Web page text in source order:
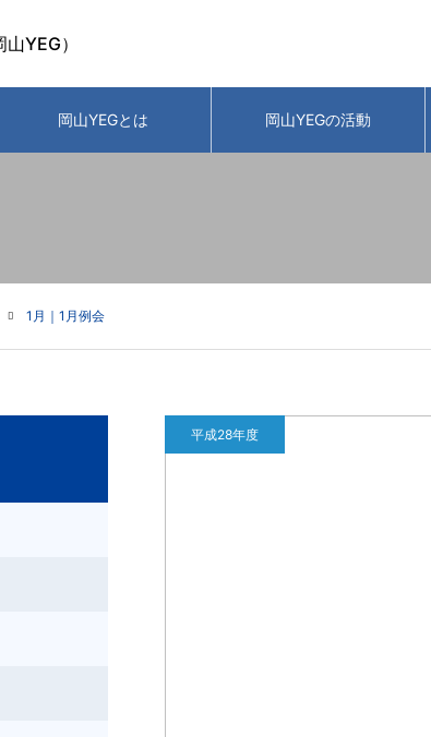
岡山YEGとは 岡山YEGの活動
1月｜1月例会
平成28年度